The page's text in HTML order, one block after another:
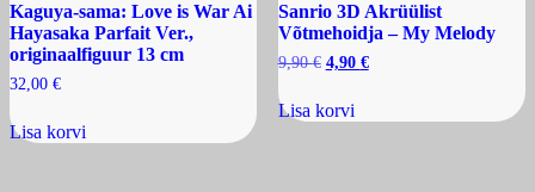
Kaguya-sama: Love is War Ai
Hayasaka Parfait Ver.,
originaalfiguur 13 cm
32,00 €
Lisa korvi
Sanrio 3D Akrüülist
Võtmehoidja – My Melody
9,90€ Algne
9,90 €.
4,90 €Praegune
4,90 €.
Lisa korvi